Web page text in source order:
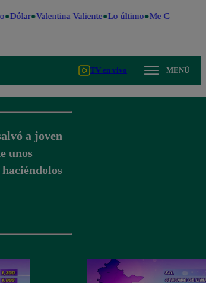
Dólar Valentina Valiente Lo último Me Caigo de
TV en vivo MENÚ
a joven
unos